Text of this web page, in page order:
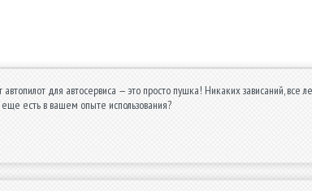
автопилот для автосервиса — это просто пушка! Никаких зависаний,
есть в вашем опыте использования?